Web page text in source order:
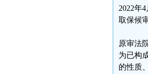
2022年
取保候
原审法
为已构
的性质